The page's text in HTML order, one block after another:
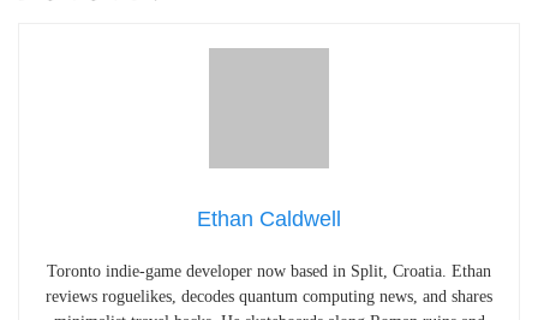
Ethan Caldwell
Toronto indie-game developer now based in Split, Croatia. Ethan
reviews roguelikes, decodes quantum computing news, and shares